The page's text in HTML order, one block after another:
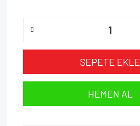
SEPETE EKLE
HEMEN AL